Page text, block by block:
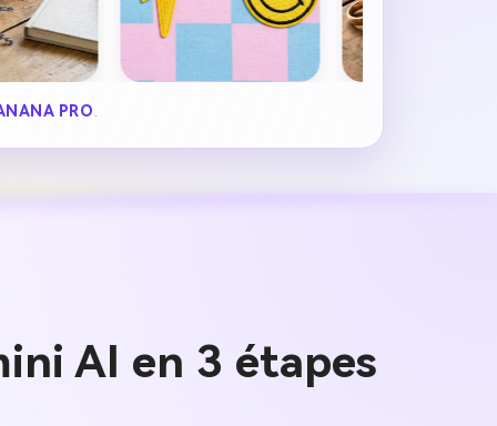
PRO
AI en 3 étapes